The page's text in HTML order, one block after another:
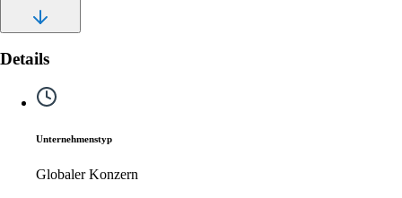
Details
Unternehmenstyp
Globaler Konzern